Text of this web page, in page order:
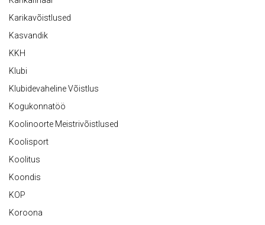
Karikavõistlused
Kasvandik
KKH
Klubi
Klubidevaheline Võistlus
Kogukonnatöö
Koolinoorte Meistrivõistlused
Koolisport
Koolitus
Koondis
KOP
Koroona